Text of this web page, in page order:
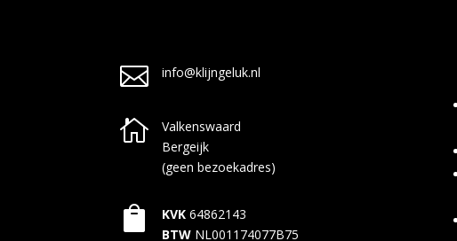
 info@klijngeluk.nl

Valkenswaard
Bergeijk
(geen bezoekadres)
 KVK 64862143
BTW NL001174077B75